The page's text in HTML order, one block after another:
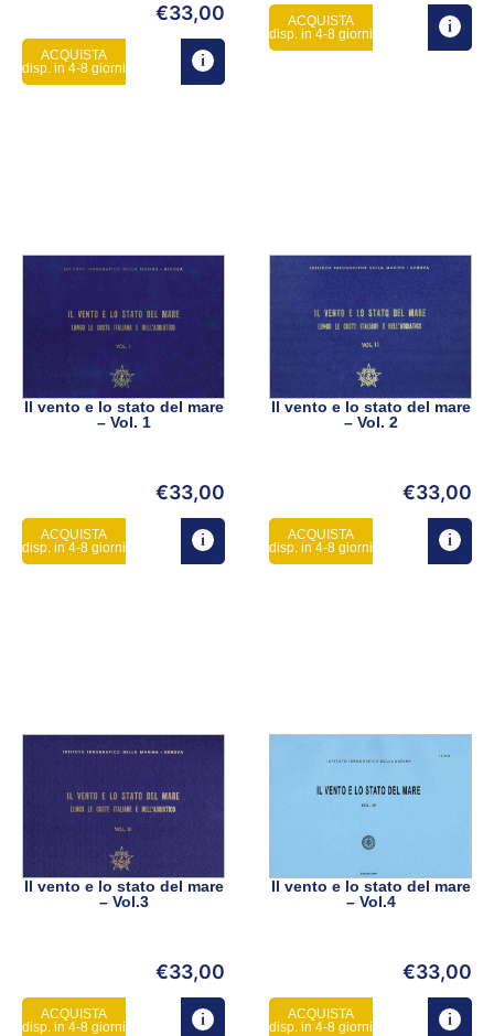
€33,00
ACQUISTA
disp. in 4-8 giorni
ACQUISTA
disp. in 4-8 giorni
Il vento e lo stato del mare
– Vol. 1
€33,00
ACQUISTA
disp. in 4-8 giorni
Il vento e lo stato del mare
– Vol. 2
€33,00
ACQUISTA
disp. in 4-8 giorni
Il vento e lo stato del mare
– Vol.3
€33,00
ACQUISTA
disp. in 4-8 giorni
Il vento e lo stato del mare
– Vol.4
€33,00
ACQUISTA
disp. in 4-8 giorni